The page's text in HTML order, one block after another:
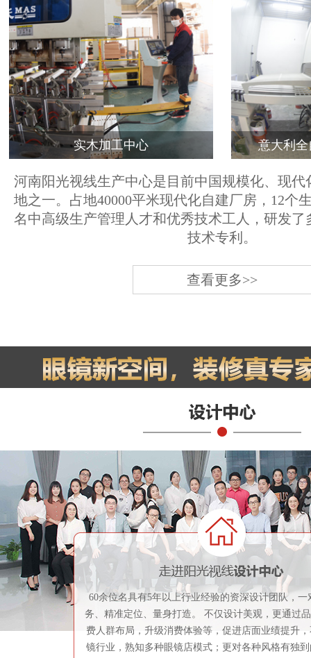
实木加工中心 意大利
河南阳光视线生产中心是目前中国规模化、现代
地之一。占地40000平米现代化自建厂房，12个
名中高级生产管理人才和优秀技术工人，研发了
技术专利。
查看更多>>
60余位名具有5年以上行业经验的资深设计团队，一
务、精准定位、量身打造。 不仅设计美观，更通过
费人群布局，升级消费体验等，促进店面业绩提升
镜行业，熟知多种眼镜店模式；更对各种风格有独